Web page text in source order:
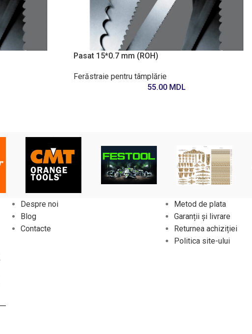
Pasat 15*0.7 mm (ROH)
Ferăstraie pentru tâmplărie
55.00 MDL
Despre noi
Blog
Contacte
Metod de plata
Garanții și livrare
Returnea achiziției
Politica site-ului